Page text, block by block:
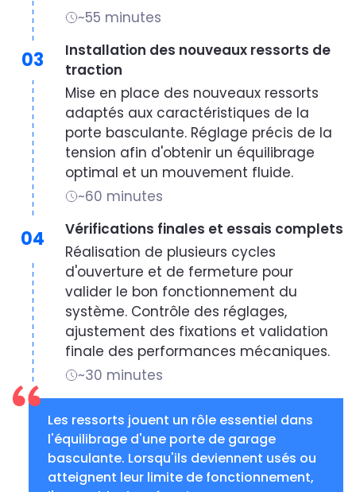
~55 minutes
03
Installation des nouveaux ressorts de
traction
Mise en place des nouveaux ressorts
adaptés aux caractéristiques de la
porte basculante. Réglage précis de la
tension afin d'obtenir un équilibrage
optimal et un mouvement fluide.
~60 minutes
04
Vérifications finales et essais complets
Réalisation de plusieurs cycles
d'ouverture et de fermeture pour
valider le bon fonctionnement du
système. Contrôle des réglages,
ajustement des fixations et validation
finale des performances mécaniques.
~30 minutes
Les ressorts jouent un rôle essentiel dans
l'équilibrage d'une porte de garage
basculante. Lorsqu'ils deviennent usés ou
atteignent leur limite de fonctionnement,